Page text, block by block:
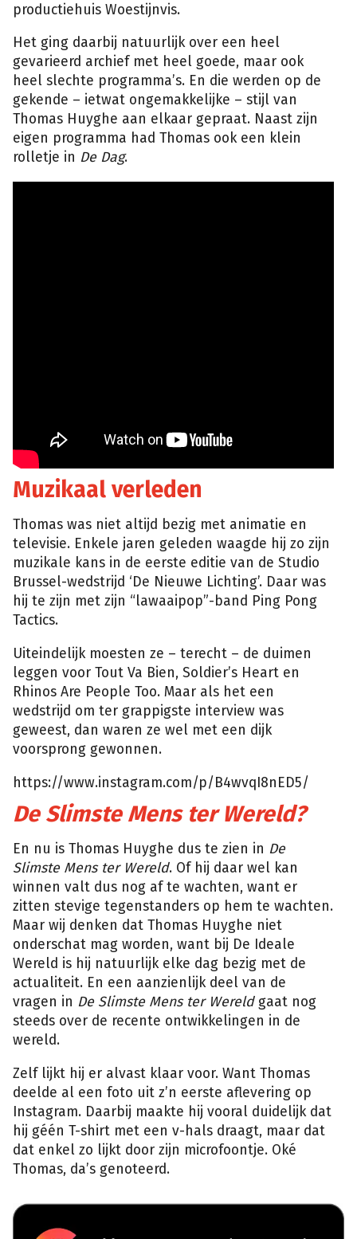
productiehuis Woestijnvis.
Het ging daarbij natuurlijk over een heel
gevarieerd archief met heel goede, maar ook
heel slechte programma’s. En die werden op de
gekende – ietwat ongemakkelijke – stijl van
Thomas Huyghe aan elkaar gepraat. Naast zijn
eigen programma had Thomas ook een klein
rolletje in De Dag.
Muzikaal verleden
Thomas was niet altijd bezig met animatie en
televisie. Enkele jaren geleden waagde hij zo zijn
muzikale kans in de eerste editie van de Studio
Brussel-wedstrijd ‘De Nieuwe Lichting’. Daar was
hij te zijn met zijn “lawaaipop”-band Ping Pong
Tactics.
Uiteindelijk moesten ze – terecht – de duimen
leggen voor Tout Va Bien, Soldier’s Heart en
Rhinos Are People Too. Maar als het een
wedstrijd om ter grappigste interview was
geweest, dan waren ze wel met een dijk
voorsprong gewonnen.
https://www.instagram.com/p/B4wvqI8nED5/
De Slimste Mens ter Wereld?
En nu is Thomas Huyghe dus te zien in De
Slimste Mens ter Wereld. Of hij daar wel kan
winnen valt dus nog af te wachten, want er
zitten stevige tegenstanders op hem te wachten.
Maar wij denken dat Thomas Huyghe niet
onderschat mag worden, want bij De Ideale
Wereld is hij natuurlijk elke dag bezig met de
actualiteit. En een aanzienlijk deel van de
vragen in De Slimste Mens ter Wereldgaat nog
steeds over de recente ontwikkelingen in de
wereld.
Zelf lijkt hij er alvast klaar voor. Want Thomas
deelde al een foto uit z’n eerste aflevering op
Instagram. Daarbij maakte hij vooral duidelijk dat
hij géén T-shirt met een v-hals draagt, maar dat
dat enkel zo lijkt door zijn microfoontje. Oké
Thomas, da’s genoteerd.